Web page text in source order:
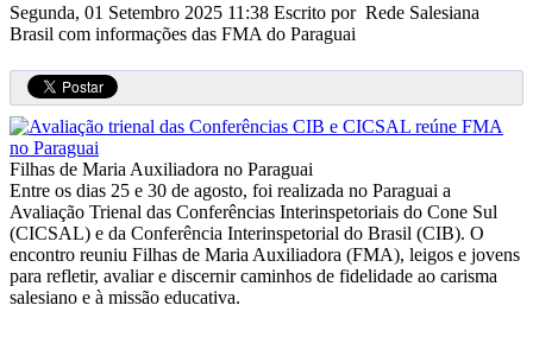
Segunda, 01 Setembro 2025 11:38 Escrito por Rede Salesiana
Brasil com informações das FMA do Paraguai
Filhas de Maria Auxiliadora no Paraguai
Entre os dias 25 e 30 de agosto, foi realizada no Paraguai a
Avaliação Trienal das Conferências Interinspetoriais do Cone Sul
(CICSAL) e da Conferência Interinspetorial do Brasil (CIB). O
encontro reuniu Filhas de Maria Auxiliadora (FMA), leigos e jovens
para refletir, avaliar e discernir caminhos de fidelidade ao carisma
salesiano e à missão educativa.